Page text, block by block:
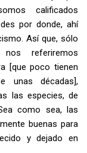
calificados
por donde, ahí
Así que, sólo
referiremos
[que poco tienen
unas décadas],
las especies, de
como sea, las
buenas para
y dejado en